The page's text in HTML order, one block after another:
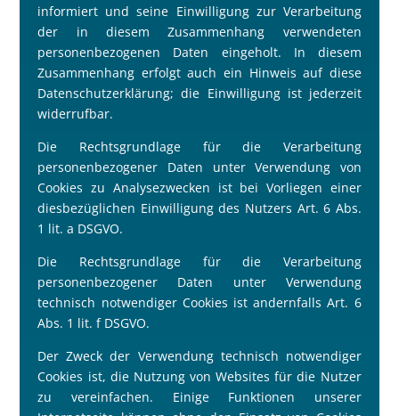
informiert und seine Einwilligung zur Verarbeitung
der in diesem Zusammenhang verwendeten
personenbezogenen Daten eingeholt. In diesem
Zusammenhang erfolgt auch ein Hinweis auf diese
Datenschutzerklärung; die Einwilligung ist jederzeit
widerrufbar.
Die Rechtsgrundlage für die Verarbeitung
personenbezogener Daten unter Verwendung von
Cookies zu Analysezwecken ist bei Vorliegen einer
diesbezüglichen Einwilligung des Nutzers Art. 6 Abs.
1 lit. a DSGVO.
Die Rechtsgrundlage für die Verarbeitung
personenbezogener Daten unter Verwendung
technisch notwendiger Cookies ist andernfalls Art. 6
Abs. 1 lit. f DSGVO.
Der Zweck der Verwendung technisch notwendiger
Cookies ist, die Nutzung von Websites für die Nutzer
zu vereinfachen. Einige Funktionen unserer